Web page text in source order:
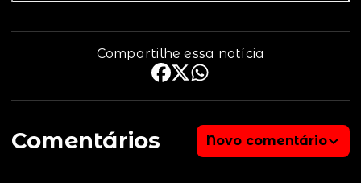
Compartilhe essa notícia
Comentários Novo comentário